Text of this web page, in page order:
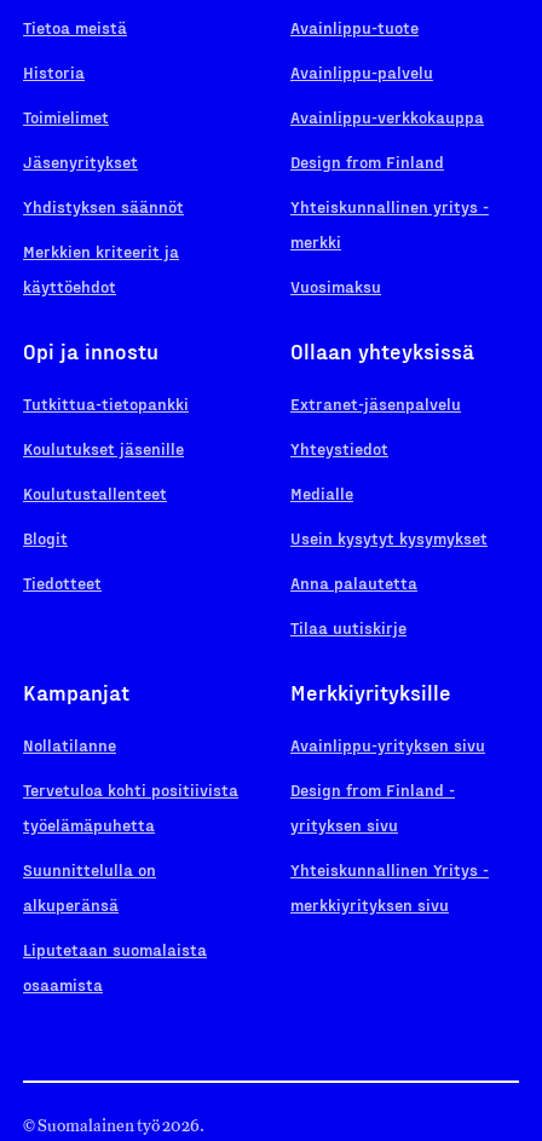
Tietoa meistä
Historia
Toimielimet
Jäsenyritykset
Yhdistyksen säännöt
Merkkien kriteerit ja
käyttöehdot
Avainlippu-tuote
Avainlippu-palvelu
Avainlippu-verkkokauppa
Design from Finland
Yhteiskunnallinen yritys -
merkki
Vuosimaksu
Opi ja innostu
Tutkittua-tietopankki
Koulutukset jäsenille
Koulutustallenteet
Blogit
Tiedotteet
Ollaan yhteyksissä
Extranet-jäsenpalvelu
Yhteystiedot
Medialle
Usein kysytyt kysymykset
Anna palautetta
Tilaa uutiskirje
Kampanjat
Nollatilanne
Tervetuloa kohti positiivista
työelämäpuhetta
Suunnittelulla on
alkuperänsä
Liputetaan suomalaista
osaamista
Merkkiyrityksille
Avainlippu-yrityksen sivu
Design from Finland -
yrityksen sivu
Yhteiskunnallinen Yritys -
merkkiyrityksen sivu
© Suomalainen työ 2026.